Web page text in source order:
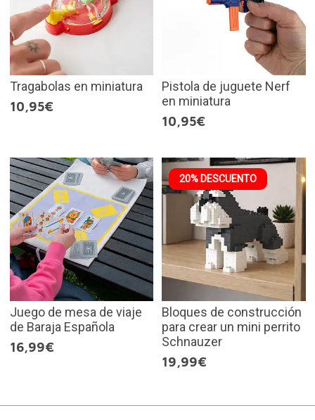
Tragabolas en miniatura
10,95€
Pistola de juguete Nerf
en miniatura
10,95€
Juego de mesa de viaje
de Baraja Española
16,99€
20% DESCUENTO
Bloques de construcción
para crear un mini perrito
Schnauzer
19,99€